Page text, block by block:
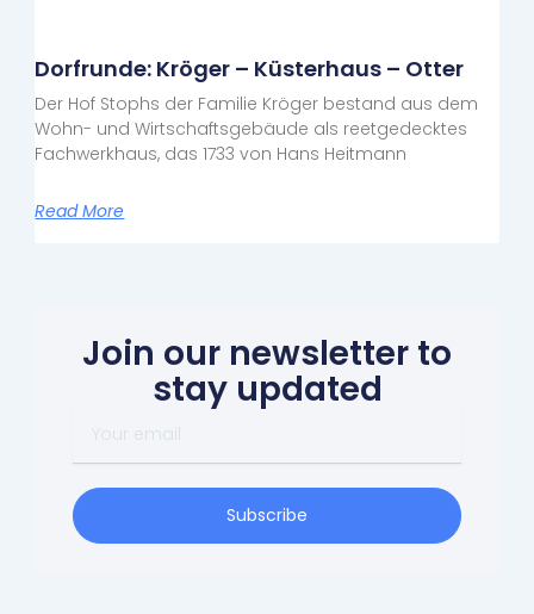
Dorfrunde: Kröger – Küsterhaus – Otter
Der Hof Stophs der Familie Kröger bestand aus dem
Wohn- und Wirtschaftsgebäude als reetgedecktes
Fachwerkhaus, das 1733 von Hans Heitmann
Read More
Join our newsletter to
stay updated
email
Subscribe